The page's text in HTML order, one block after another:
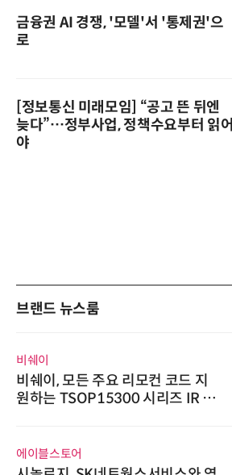
금융권 AI 경쟁, '모델'서 '통제권'으
로
[정보통신 미래모임] “공고 뜬 뒤엔
늦다”…정부사업, 정책수요부터 읽어
야
브랜드 뉴스룸
비쉐이
비쉐이, 모든 주요 리모컨 코드 지
원하는 TSOP15300 시리즈 IR 수
에이블스토어